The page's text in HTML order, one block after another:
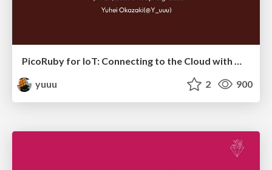
PicoRuby for IoT: Connecting to the Cloud with MQTT
yuuu
2 900